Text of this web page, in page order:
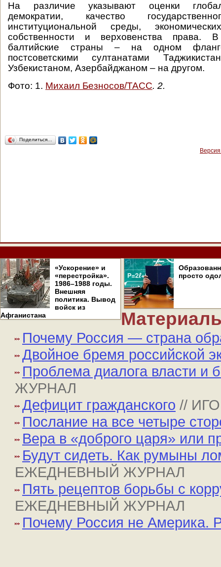
На различие указывают оценки
демократии, качество
институциональной среды,
собственности и верховенства права.
балтийские страны – на одном
постсоветскими султанатами
Узбекистаном, Азербайджаном – на другом.
Фото: 1. Михаил Безносов/ТАСС. 2.
Поделиться…
«Ускорение» и
«перестройка».
1986–1988 годы.
Внешняя
политика. Вывод
войск из
Афганистана
просто
Почему Россия — страна
Двойное бремя российской
Проблема диалога власти и
ЖУРНАЛ
Дефицит гражданского //
Послание на все четыре
Вера в «доброго царя» или
Будут сидеть. Как румыны
ЕЖЕДНЕВНЫЙ ЖУРНАЛ
Пять рецептов борьбы с
ЕЖЕДНЕВНЫЙ ЖУРНАЛ
Почему Россия не Америка.